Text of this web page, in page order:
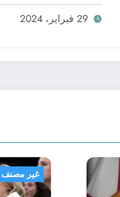
29 فبراير، 2024